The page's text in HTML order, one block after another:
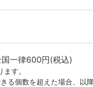
一律600円(税込)
す。
る個数を超えた場合、以